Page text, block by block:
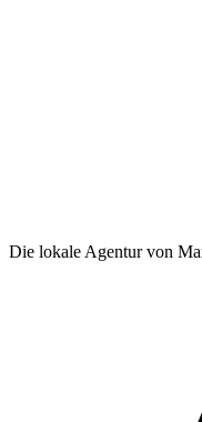
Die lokale Agentur von